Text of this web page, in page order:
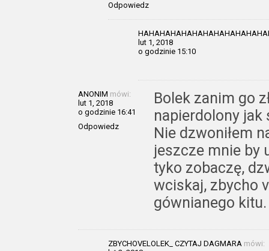
Odpowiedz
lut 1, 2018
o godzinie 15:10
ANONIM mówi:
lut 1, 2018
o godzinie 16:41
Odpowiedz
Bolek zanim go
napierdolony jak
Nie dzwoniłem
jeszcze mnie by
tyko zobaczę,
wciskaj, zbycho
gównianego kitu.
ZBYCHOVELOLEK_ CZYTAJ DAGMARA mówi: